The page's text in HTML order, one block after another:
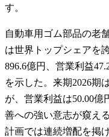
す。
自動車用ゴム部品の老
は世界トップシェアを
896.6億円、営業利益
を示した。来期2026期
が、営業利益は50.00
善への強い意志が窺え
計画では連続増配を掲